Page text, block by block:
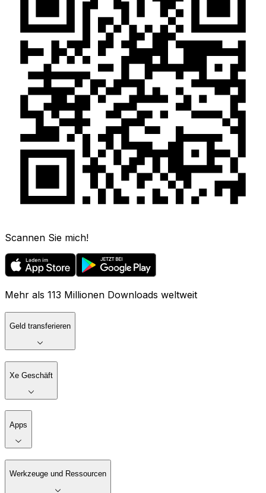
Scannen Sie mich!
Mehr als 113 Millionen Downloads weltweit
Geld transferieren
Xe Geschäft
Apps
Werkzeuge und Ressourcen